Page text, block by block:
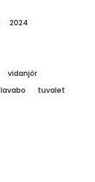
2024
vidanjör
lavabo
tuvalet